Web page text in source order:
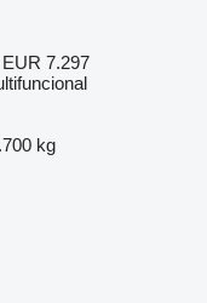
7.297
kg